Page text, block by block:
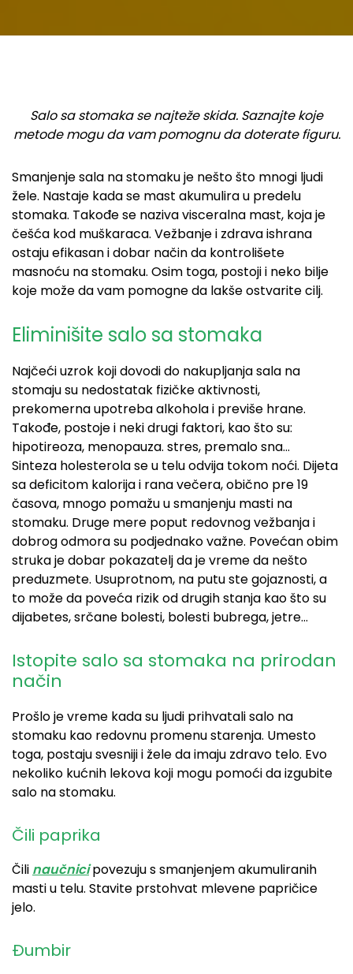
Salo sa stomaka se najteže skida. Saznajte koje
metode mogu da vam pomognu da doterate figuru.
Smanjenje sala na stomaku je nešto što mnogi ljudi
žele. Nastaje kada se mast akumulira u predelu
stomaka. Takođe se naziva visceralna mast, koja je
češća kod muškaraca. Vežbanje i zdrava ishrana
ostaju efikasan i dobar način da kontrolišete
masnoću na stomaku. Osim toga, postoji i neko bilje
koje može da vam pomogne da lakše ostvarite cilj.
Eliminišite salo sa stomaka
Najčeći uzrok koji dovodi do nakupljanja sala na
stomaju su nedostatak fizičke aktivnosti,
prekomerna upotreba alkohola i previše hrane.
Takođe, postoje i neki drugi faktori, kao što su:
hipotireoza, menopauza. stres, premalo sna…
Sinteza holesterola se u telu odvija tokom noći. Dijeta
sa deficitom kalorija i rana večera, obično pre 19
časova, mnogo pomažu u smanjenju masti na
stomaku. Druge mere poput redovnog vežbanja i
dobrog odmora su podjednako važne. Povećan obim
struka je dobar pokazatelj da je vreme da nešto
preduzmete. Usuprotnom, na putu ste gojaznosti, a
to može da poveća rizik od drugih stanja kao što su
dijabetes, srčane bolesti, bolesti bubrega, jetre…
Istopite salo sa stomaka na prirodan
način
Prošlo je vreme kada su ljudi prihvatali salo na
stomaku kao redovnu promenu starenja. Umesto
toga, postaju svesniji i žele da imaju zdravo telo. Evo
nekoliko kućnih lekova koji mogu pomoći da izgubite
salo na stomaku.
Čili paprika
Čili naučnicipovezuju s smanjenjem akumuliranih
masti u telu. Stavite prstohvat mlevene papričice
jelo.
Đumbir